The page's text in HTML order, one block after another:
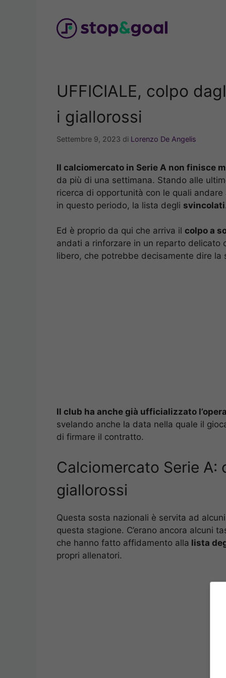
UFFICIALE, colpo
i giallorossi
Settembre 9, 2023 di Lorenzo De Angelis
Il calciomercato in Serie A non finisce
da più di una settimana. Stando alle
ricerca di opportunità con le quali
in questo periodo, la lista degli svincolati.
Ed è proprio da qui che arriva il colpo a
andati a rinforzare in un reparto delicato
libero, che potrebbe decisamente dire la
Il club ha anche già ufficializzato
svelando anche la data nella quale il
di firmare il contratto.
Calciomercato Serie A:
giallorossi
Questa sosta nazionali è servita ad alcuni
questa stagione. C’erano ancora alcuni
che hanno fatto affidamento alla lista
propri allenatori.